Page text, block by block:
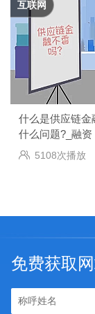
什么是供应链金
什么问题?_融资
5108次播放
互联网
免费获取